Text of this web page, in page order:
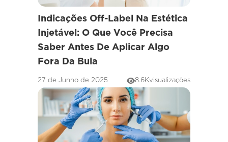
Indicações Off-Label Na Estética
Injetável: O Que Você Precisa
Saber Antes De Aplicar Algo
Fora Da Bula
27 de Junho de 2025 8.6Kvisualizações